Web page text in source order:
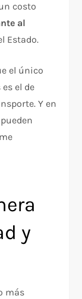
costo
al
Estado.
el único
el de
Y en
y
más